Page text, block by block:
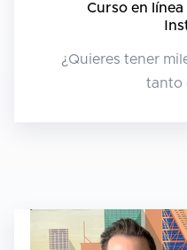
Curso en
¿Quieres tener
tanto